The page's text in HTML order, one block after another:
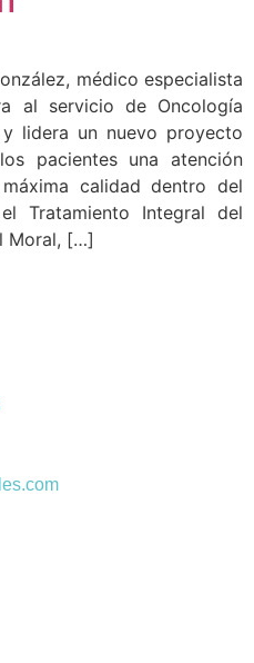
médico especialista
al servicio de Oncología
lidera un nuevo proyecto
pacientes una atención
calidad dentro del
Tratamiento Integral del
Moral, […]